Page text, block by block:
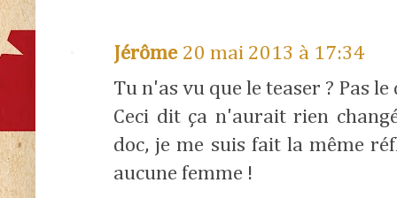
Jérôme 20 mai 2013 à 17:34
Tu n'as vu que le teaser ? Pas le
Ceci dit ça n'aurait rien
doc, je me suis fait la même
aucune femme !